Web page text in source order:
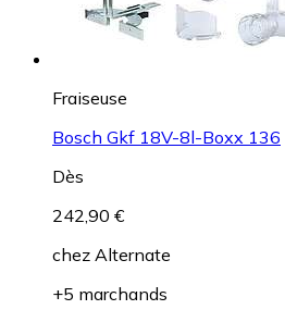
Fraiseuse
Bosch Gkf 18V-8l-Boxx 136
Dès
242,90 €
chez Alternate
+5 marchands